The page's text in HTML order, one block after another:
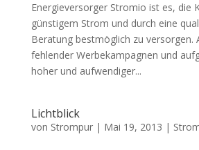
Energieversorger Stromio ist es, die
günstigem Strom und durch eine
Beratung bestmöglich zu versorgen.
fehlender Werbekampagnen und
hoher und aufwendiger...
Lichtblick
von Strompur| Mai 19, 2013 |